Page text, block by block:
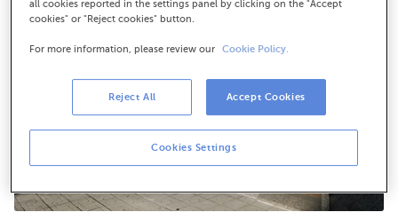
all cookies reported in the settings panel by clicking on the "Accept
cookies" or "Reject cookies" button.
For more information, please review our Cookie Policy.
Cookies Settings
Reject All Accept Cookies